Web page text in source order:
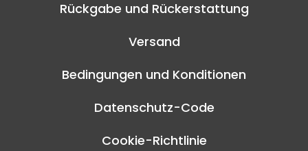
Rückgabe und Rückerstattung
Versand
Bedingungen und Konditionen
Datenschutz-Code
Cookie-Richtlinie